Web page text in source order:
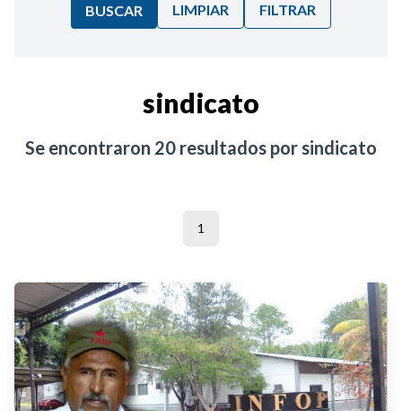
BUSCAR LIMPIAR FILTRAR
sindicato
Se encontraron 20 resultados por sindicato
1